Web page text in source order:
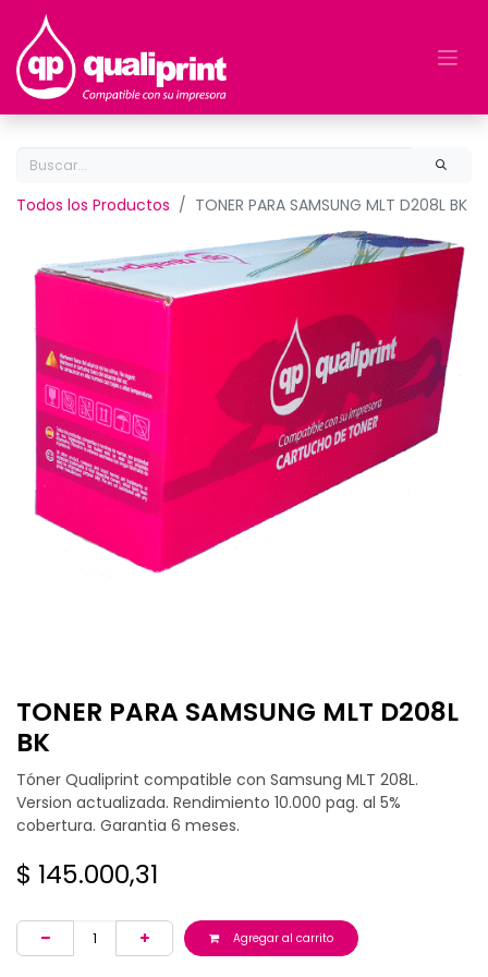
Todos los Productos TONER PARA SAMSUNG MLT D208L BK
TONER PARA SAMSUNG MLT D208L
BK
Tóner Qualiprint compatible con Samsung MLT 208L.
Version actualizada. Rendimiento 10.000 pag. al 5%
cobertura. Garantia 6 meses.
$ 145.000,31
Agregar al carrito